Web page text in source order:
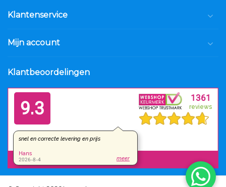
Klantenservice
Mijn account
Klantbeoordelingen